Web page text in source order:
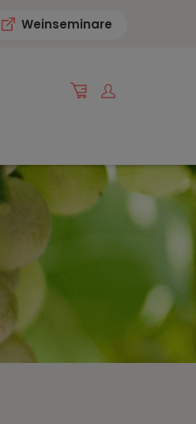
Weinseminare